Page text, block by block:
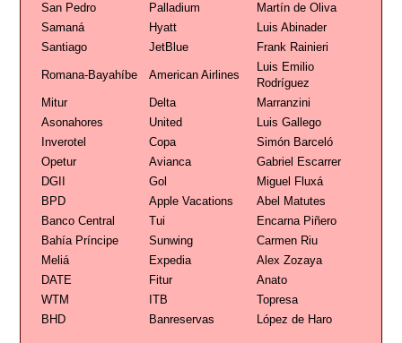
San Pedro
Palladium
Martín de Oliva
Samaná
Hyatt
Luis Abinader
Santiago
JetBlue Frank Rainieri
Romana-Bayahíbe American Airlines
Luis Emilio
Rodríguez
Mitur
Delta
Marranzini
Asonahores
United
Luis Gallego
Inverotel
Copa
Simón Barceló
Opetur
Avianca
Gabriel Escarrer
DGII
Gol
Miguel Fluxá
BPD
Apple Vacations
Abel Matutes
Banco Central
Tui
Encarna Piñero
Bahía Príncipe
Sunwing
Carmen Riu
Meliá
Expedia
Alex Zozaya
DATE
Fitur
Anato
WTM
ITB
Topresa
BHD
Banreservas López de Haro